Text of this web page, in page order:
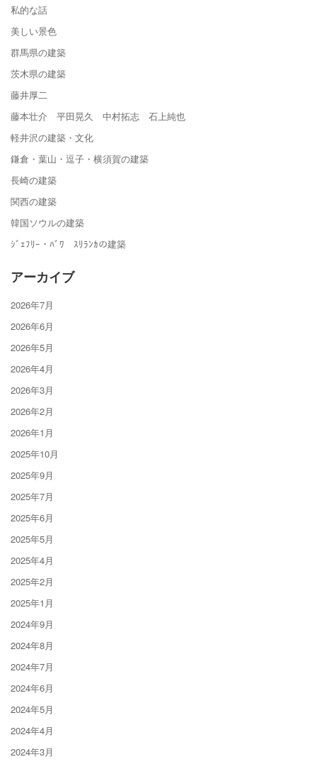
私的な話
美しい景色
群馬県の建築
茨木県の建築
藤井厚二
藤本壮介 平田晃久 中村拓志 石上純也
軽井沢の建築・文化
鎌倉・葉山・逗子・横須賀の建築
長崎の建築
関西の建築
韓国ソウルの建築
ｼﾞｪﾌﾘｰ・ﾊﾞﾜ ｽﾘﾗﾝｶの建築
アーカイブ
2026年7月
2026年6月
2026年5月
2026年4月
2026年3月
2026年2月
2026年1月
2025年10月
2025年9月
2025年7月
2025年6月
2025年5月
2025年4月
2025年2月
2025年1月
2024年9月
2024年8月
2024年7月
2024年6月
2024年5月
2024年4月
2024年3月